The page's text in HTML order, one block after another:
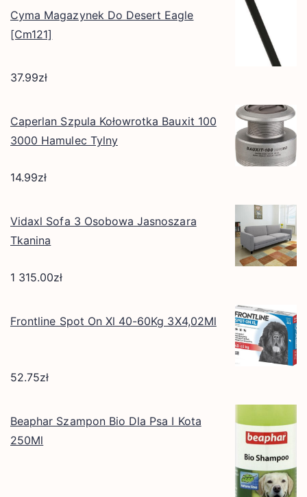
Cyma Magazynek Do Desert Eagle
[Cm121]
37.99zł
Caperlan Szpula Kołowrotka Bauxit 100
3000 Hamulec Tylny
14.99zł
Vidaxl Sofa 3 Osobowa Jasnoszara
Tkanina
1 315.00zł
Frontline Spot On Xl 40-60Kg 3X4,02Ml
52.75zł
Beaphar Szampon Bio Dla Psa I Kota
250Ml